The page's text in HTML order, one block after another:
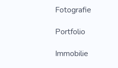
Fotografie
Portfolio
Immobilie